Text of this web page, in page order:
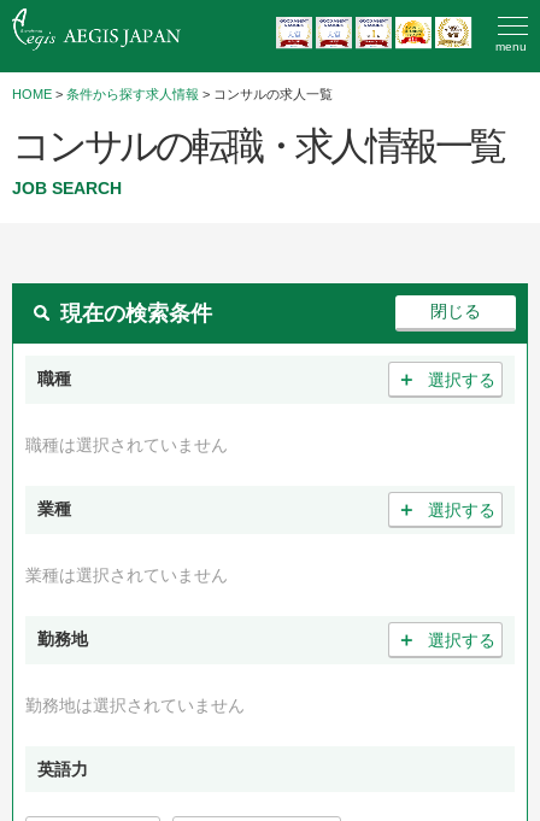
menu
HOME > 条件から探す求人情報 > コンサルの求人一覧
コンサルの転職・求人情報一覧
JOB SEARCH
現在の検索条件
職種 ＋ 選択する
職種は選択されていません
業種 ＋ 選択する
業種は選択されていません
勤務地 ＋ 選択する
勤務地は選択されていません
英語力